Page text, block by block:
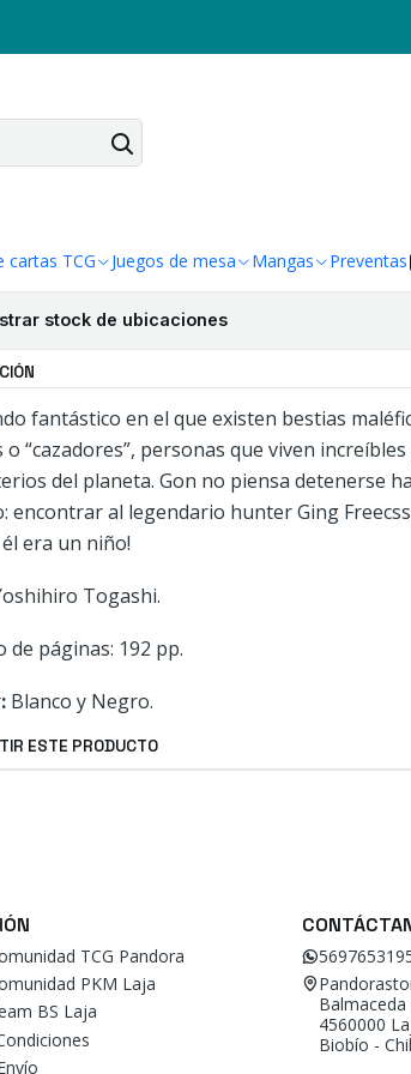
cartas TCG Juegos de mesa Mangas Preventas
x Hunter 13
a la lista de favoritos
stock de ubicaciones
fantástico en el que existen bestias
“cazadores”, personas que viven
del planeta. Gon no piensa detenerse
encontrar al legendario hunter Ging
era un niño!
Togashi.
de páginas: 192 pp.
: Blanco y Negro.
ESTE PRODUCTO
TCG Pandora
PKM Laja
BS Laja
4560000
Biobío -